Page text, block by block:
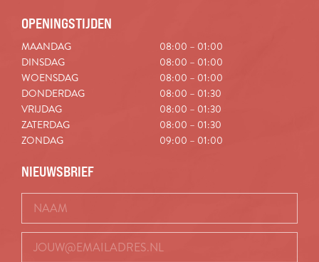
OPENINGSTIJDEN
MAANDAG
08:00 – 01:00
DINSDAG
08:00 – 01:00
WOENSDAG
08:00 – 01:00
DONDERDAG
08:00 – 01:30
VRIJDAG
08:00 – 01:30
ZATERDAG
08:00 – 01:30
ZONDAG
09:00 – 01:00
NIEUWSBRIEF